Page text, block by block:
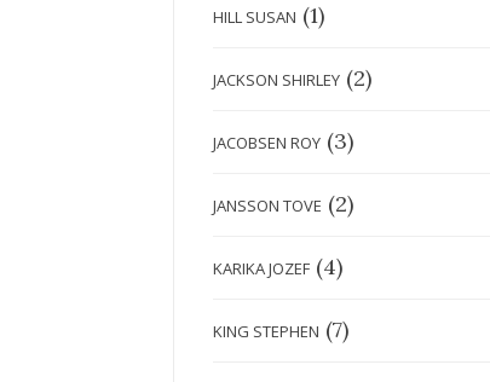
HILL SUSAN (1)
JACKSON SHIRLEY (2)
JACOBSEN ROY (3)
JANSSON TOVE (2)
KARIKA JOZEF (4)
KING STEPHEN (7)